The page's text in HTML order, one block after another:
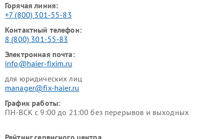
Горячая линия:
+7 (800) 301-55-83
Контактный телефон:
8 (800) 301-55-83
Электронная почта:
info@haier-fixim.ru
для юридических лиц
manager@fix-haier.ru
График работы:
ПН-ВСК с 9:00 до 21:00 без перерывов и выходных
Рейтинг сервисного центра